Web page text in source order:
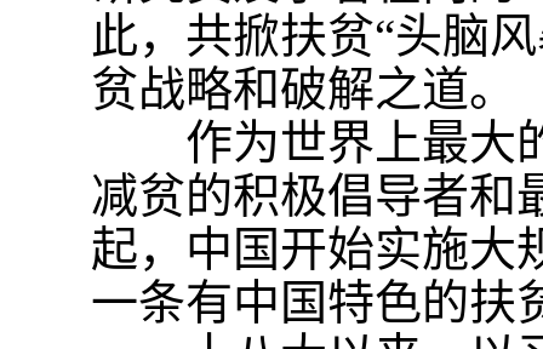
此，共掀扶贫“头脑
贫战略和破解之道。
作为世界上最大
减贫的积极倡导者和
起，中国开始实施大
一条有中国特色的扶